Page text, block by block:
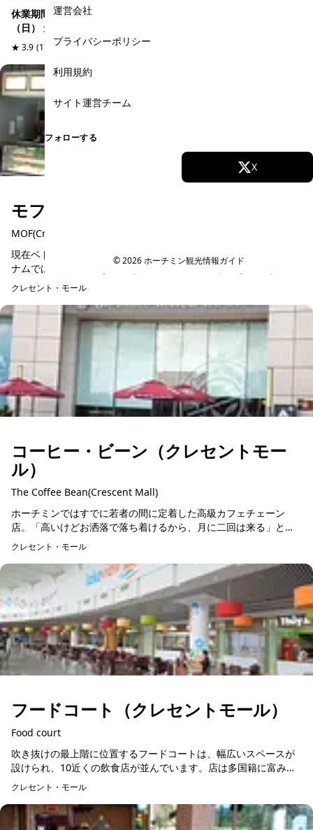
運営会社
プライバシーポリシー
利用規約
サイト運営チーム
フォローする
X
© 2026 ホーチミン観光情報ガイド
休業期間のお知らせ 2026年2月15日（日）～ 2026年2月22日
（日）
は、愛知県名古...
★ 3.9 (17件) 写真スタジオ 予約可能
モフ（クレセントモール）
MOF(Crescent Mall)
現在ベトナムでは抹茶がブーム。もともと緑茶文化があったベト
ナムでは、より濃厚なコクを持つ抹茶は意外とすんなり受け入れ
られた様子です。現在ではほとんどのカフェで抹茶(maccha)がメ
ニューにあり...
クレセント・モール
コーヒー・ビーン（クレセントモー
ル）
The Coffee Bean(Crescent Mall)
ホーチミンではすでに若者の間に定着した高級カフェチェーン
店。「高いけどお洒落で落ち着けるから、月に二回は来る」とい
う学生も多く、それ以外では高所得者の主婦層に支持され、ビジ
ネスマンの商談の場とし...
クレセント・モール
フードコート（クレセントモール）
Food court
吹き抜けの最上階に位置するフードコートは、幅広いスペースが
設けられ、10近くの飲食店が並んでいます。店は多国籍に富み、
ケンタッキーのようなファストフードから日本食、ドリンク専門
店などが隣接。クレ...
クレセント・モール